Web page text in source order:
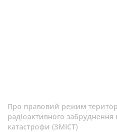
Про правовий режим
радіоактивного
катастрофи (ЗМІСТ)